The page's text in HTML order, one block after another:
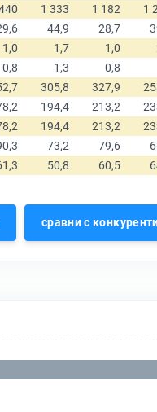
сравни с